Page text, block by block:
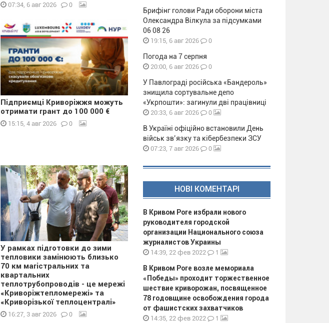
07:34, 6 авг 2026 0
Підприємці Криворіжжя можуть
отримати грант до 100 000 €
15:15, 4 авг 2026 0
У рамках підготовки до зими
тепловики замінюють близько
70 км магістральних та
квартальних
теплотрубопроводів - це мережі
«Криворіжтепломережі» та
«Криворізької теплоцентралі»
16:27, 3 авг 2026 0
Брифінг голови Ради оборони міста
Олександра Вілкула за підсумками
06 08 26
19:15, 6 авг 2026 0
Погода на 7 серпня
20:00, 6 авг 2026 0
У Павлограді російська «Бандероль»
знищила сортувальне депо
«Укрпошти»: загинули дві працівниці
20:33, 6 авг 2026 0
В Україні офіційно встановили День
військ зв’язку та кібербезпеки ЗСУ
07:23, 7 авг 2026 0
НОВІ КОМЕНТАРІ
В Кривом Роге избрали нового
руководителя городской
организации Национального союза
журналистов Украины
14:39, 22 фев 2022 1
В Кривом Роге возле мемориала
«Победы» проходит торжественное
шествие криворожан, посвященное
78 годовщине освобождения города
от фашистских захватчиков
14:35, 22 фев 2022 1